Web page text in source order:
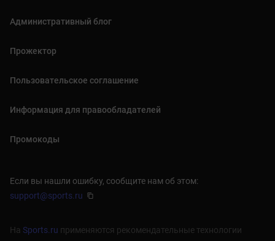
Административный блог
Прожектор
Пользовательское соглашение
Информация для правообладателей
Промокоды
Если вы нашли ошибку, сообщите нам об этом:
support@sports.ru
На Sports.ru применяются рекомендательные технологии